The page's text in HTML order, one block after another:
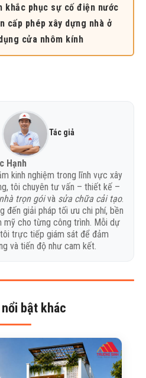
khắc phục sự cố điện nước
cấp phép xây dựng nhà ở
cửa nhôm kính
Tác giả
Hạnh
kinh nghiệm trong lĩnh vực xây
tôi chuyên tư vấn – thiết kế –
trọn góivà sửa chữa cải tạo.
đến giải pháp tối ưu chi phí, bền
mỹ cho từng công trình. Mỗi dự
trực tiếp giám sát để đảm
và tiến độ như cam kết.
bật khác